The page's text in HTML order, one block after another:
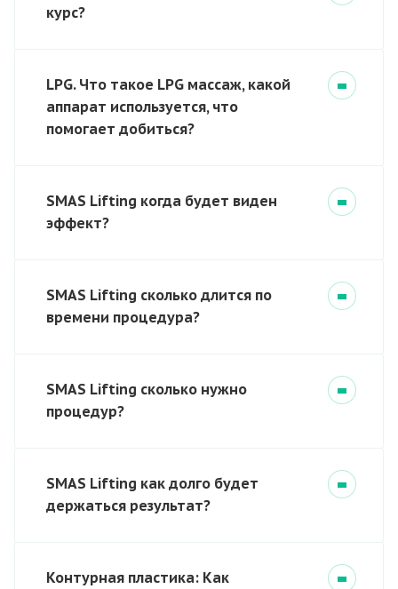
курс?
LPG. Что такое LPG массаж, какой
аппарат используется, что
помогает добиться?
SMAS Lifting когда будет виден
эффект?
SMAS Lifting сколько длится по
времени процедура?
SMAS Lifting сколько нужно
процедур?
SMAS Lifting как долго будет
держаться результат?
Контурная пластика: Как